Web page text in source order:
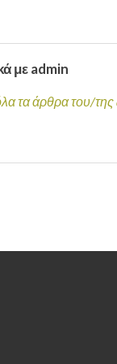
με admin
τα άρθρα του/